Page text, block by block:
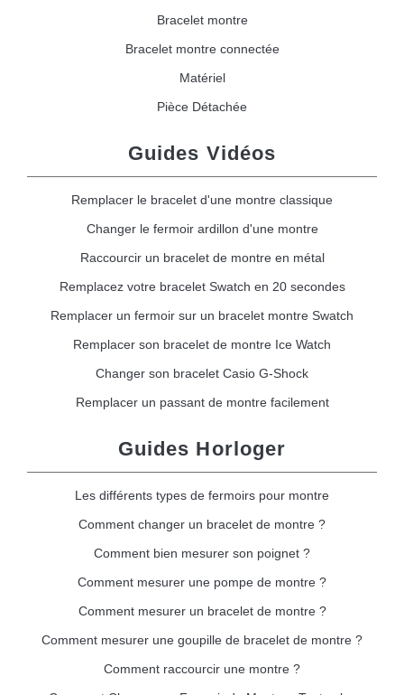
Bracelet montre
Bracelet montre connectée
Matériel
Pièce Détachée
Guides Vidéos
Remplacer le bracelet d'une montre classique
Changer le fermoir ardillon d'une montre
Raccourcir un bracelet de montre en métal
Remplacez votre bracelet Swatch en 20 secondes
Remplacer un fermoir sur un bracelet montre Swatch
Remplacer son bracelet de montre Ice Watch
Changer son bracelet Casio G-Shock
Remplacer un passant de montre facilement
Guides Horloger
Les différents types de fermoirs pour montre
Comment changer un bracelet de montre ?
Comment bien mesurer son poignet ?
Comment mesurer une pompe de montre ?
Comment mesurer un bracelet de montre ?
Comment mesurer une goupille de bracelet de montre ?
Comment raccourcir une montre ?